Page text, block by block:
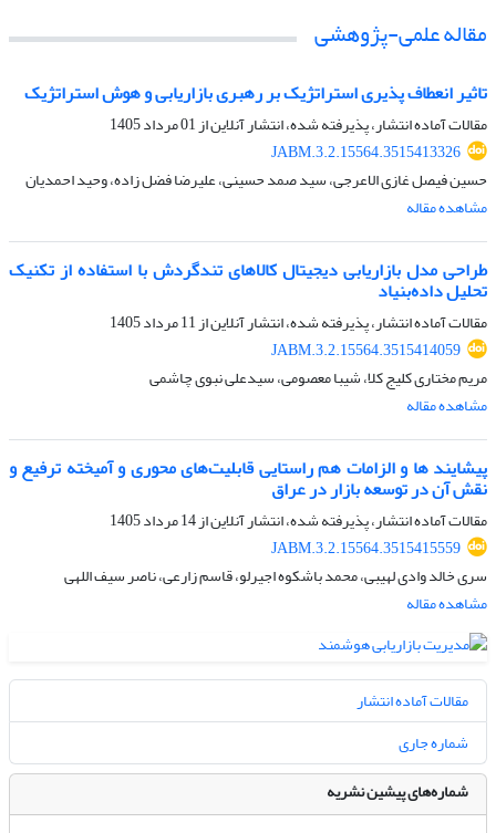
مقاله علمی-پژوهشی
تاثیر انعطاف پذیری استراتژیک بر رهبری بازاریابی و هوش استراتژیک
مقالات آماده انتشار، پذیرفته شده، انتشار آنلاین از01 مرداد 1405
JABM.3.2.15564.3515413326
حسین فیصل غازی الاعرجی، سید صمد حسینی، علیرضا فضل زاده، وحید احمدیان
مشاهده مقاله
طراحی مدل بازاریابی دیجیتال کالاهای تندگردش با استفاده از تکنیک
تحلیل داده‌بنیاد
مقالات آماده انتشار، پذیرفته شده، انتشار آنلاین از11 مرداد 1405
JABM.3.2.15564.3515414059
مریم مختاری کلیج کلا، شیبا معصومی، سیدعلی نبوی چاشمی
مشاهده مقاله
پیشایند ها و الزامات هم‌ راستایی قابلیت‌های محوری و آمیخته ترفیع و
نقش آن در توسعه بازار در عراق
مقالات آماده انتشار، پذیرفته شده، انتشار آنلاین از14 مرداد 1405
JABM.3.2.15564.3515415559
سری خالد وادی لهیبی، محمد باشکوه اجیرلو، قاسم زارعی، ناصر سیف اللهی
مشاهده مقاله
مقالات آماده انتشار
شماره جاری
شماره‌های پیشین نشریه